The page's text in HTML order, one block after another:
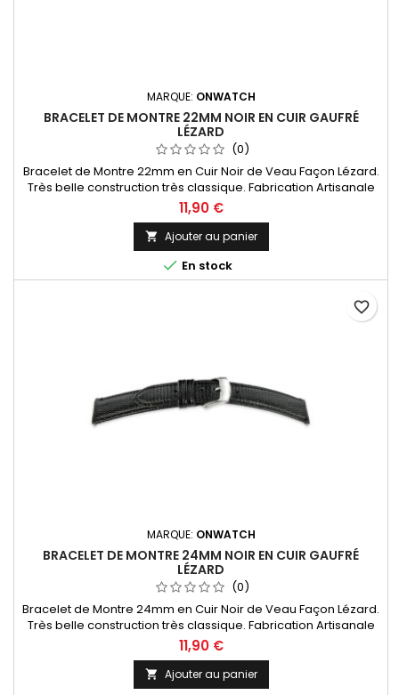
MARQUE: ONWATCH
BRACELET DE MONTRE 22MM NOIR EN CUIR GAUFRÉ
LÉZARD
(0)
Bracelet de Montre 22mm en Cuir Noir de Veau Façon Lézard.
Très belle construction très classique. Fabrication Artisanale
11,90 €
 Ajouter au panier
 En stock
MARQUE: ONWATCH
BRACELET DE MONTRE 24MM NOIR EN CUIR GAUFRÉ
LÉZARD
(0)
Bracelet de Montre 24mm en Cuir Noir de Veau Façon Lézard.
Très belle construction très classique. Fabrication Artisanale
11,90 €
 Ajouter au panier
favorite_border